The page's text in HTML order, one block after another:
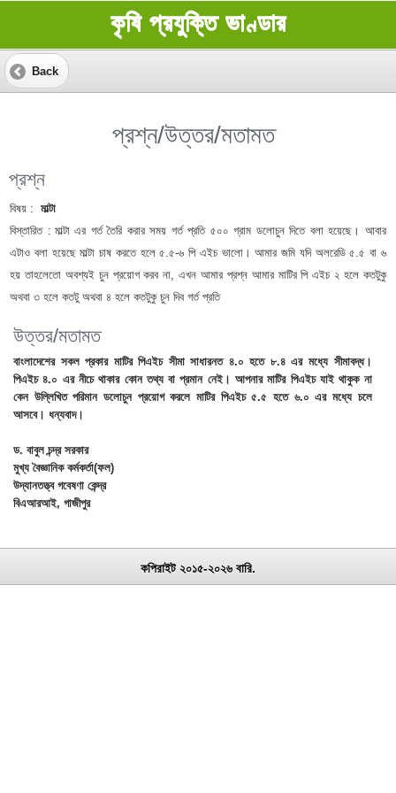
কৃষি প্রযুক্তি ভাণ্ডার
Back
প্রশ্ন/উত্তর/মতামত
প্রশ্ন
বিষয় :
মাল্টা
বিস্তারিত : মাল্টা এর গর্ত তৈরি করার সময় গর্ত প্রতি ৫০০ গ্রাম ডলোচুন দিতে বলা হয়েছে। আবার
এটাও বলা হয়েছে মাল্টা চাষ করতে হলে ৫.৫-৬ পি এইচ ভালো। আমার জমি যদি অলরেডি ৫.৫ বা ৬
হয় তাহলেতো অবশ্যই চুন প্রয়োগ করব না, এখন আমার প্রশ্ন আমার মাটির পি এইচ ২ হলে কতটুকু
অথবা ৩ হলে কতটু অথবা ৪ হলে কতটুকু চুন দিব গর্ত প্রতি
উত্তর/মতামত
বাংলাদেশের সকল প্রকার মাটির পিএইচ সীমা সাধারনত ৪.০ হতে ৮.৪ এর মধ্যে সীমাবদ্ধ।
পিএইচ ৪.০ এর নীচে থাকার কোন তথ্য বা প্রমান নেই। আপনার মাটির পিএইচ যাই থাকুক না
কেন উল্লিখিত পরিমান ডলোচুন প্রয়োগ করলে মাটির পিএইচ ৫.৫ হতে ৬.০ এর মধ্যে চলে
আসবে। ধন্যবাদ।
ড. বাবুল চন্দ্র সরকার
মুখ্য বৈজ্ঞানিক কর্মকর্তা(ফল)
উদ্যানতত্ত্ব গবেষণা কেন্দ্র
বিএআরআই, গাজীপুর
কপিরাইট ২০১৫-২০২৬ বারি.